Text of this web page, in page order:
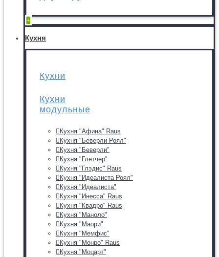
+
Кухня
Кухни
Кухни
модульные
Кухня "Афина" Raus
Кухня "Беверли Роял"
Кухня "Беверли"
Кухня "Глетчер"
Кухня "Глэдис" Raus
Кухня "Идеалиста Роял"
Кухня "Идеалиста"
Кухня "Инесса" Raus
Кухня "Квадро" Raus
Кухня "Маноло"
Кухня "Маори"
Кухня "Мемфис"
Кухня "Монро" Raus
Кухня "Моцарт"